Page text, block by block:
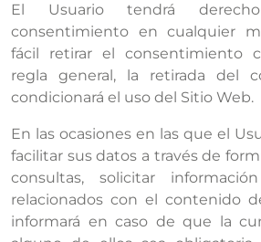
El Usuario tendrá
consentimiento en cualquier
fácil retirar el consentimiento
regla general, la retirada del
condicionará el uso del Sitio Web.
En las ocasiones en las que el
facilitar sus datos a través de
consultas, solicitar
relacionados con el contenido
informará en caso de que la